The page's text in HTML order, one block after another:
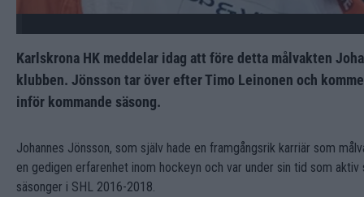
Karlskrona HK meddelar idag att före detta målvakten
klubben. Jönsson tar över efter Timo Leinonen och
inför kommande säsong.
Johannes Jönsson, som själv hade en framgångsrik karriär som
en gedigen erfarenhet inom hockeyn och var under sin tid som
säsonger i SHL 2016-2018.